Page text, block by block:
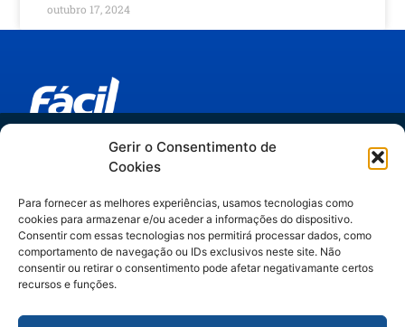
Trilha IA no Jurídico
Artigos assinados por Manuella Gelli,
especialista em Legal Operations & IA.
Gerir o Consentimento de
Cookies
Para fornecer as melhores experiências, usamos tecnologias como
cookies para armazenar e/ou aceder a informações do dispositivo.
Consentir com essas tecnologias nos permitirá processar dados, como
comportamento de navegação ou IDs exclusivos neste site. Não
consentir ou retirar o consentimento pode afetar negativamante certos
recursos e funções.
outubro 17, 2024
Links relevantes
Espaider Escritórios - Completo
Espaider Essencial
TRM - sistema de chamados